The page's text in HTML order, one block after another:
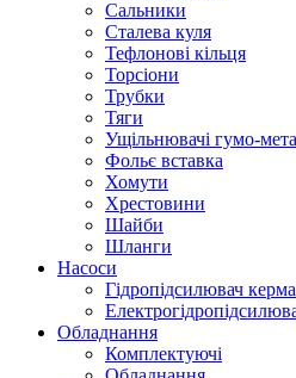
Сальники
Сталева куля
Тефлонові кільця
Торсіони
Трубки
Тяги
Ущільнювачі гумо-
Фольє вставка
Хомути
Хрестовини
Шайби
Шланги
Насоси
Гідропідсилювач керма
Обладнання
Комплектуючі